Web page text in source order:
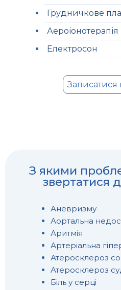
Грудничкове
Аероіонотерапія
Електросон
З якими
звертатися
Аневризму
Аортальна
Аритмія
Артеріальна
Атеросклероз
Атеросклероз
Біль у серці